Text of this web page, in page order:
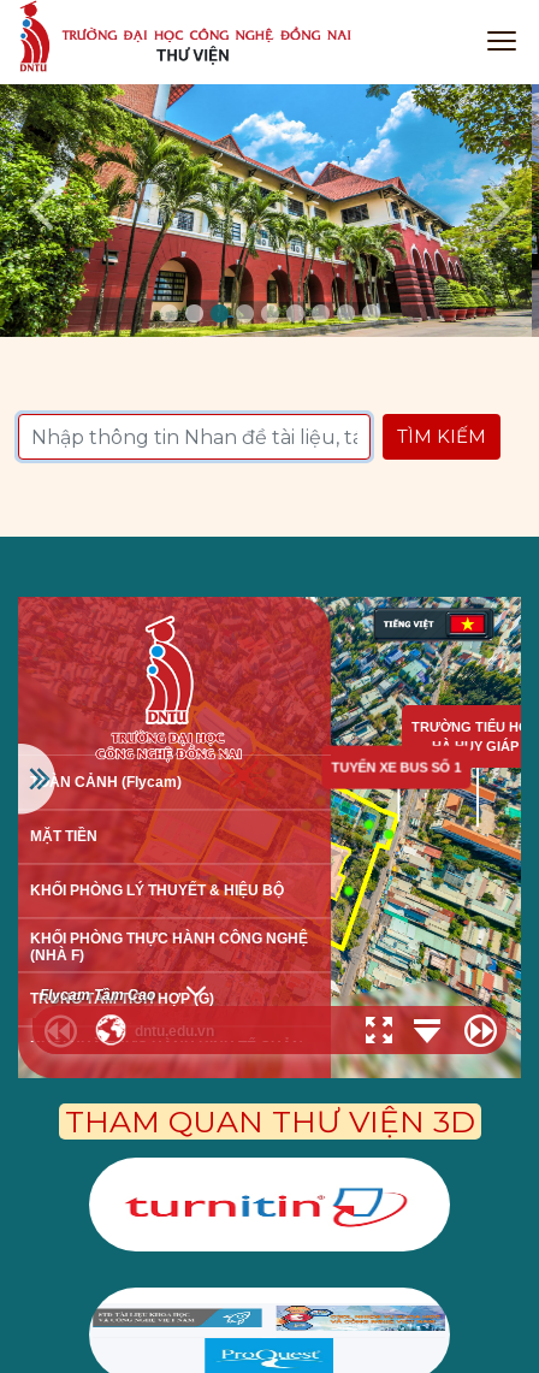
Previous Next
TÌM KIẾM
THAM QUAN THƯ VIỆN 3D